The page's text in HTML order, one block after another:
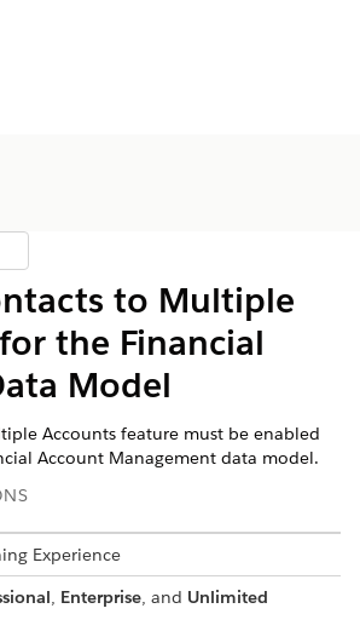
table des matières
to Multiple
the Financial
Model
Accounts feature must be enabled
Account Management data model.
Experience
, Enterprise, and Unlimited